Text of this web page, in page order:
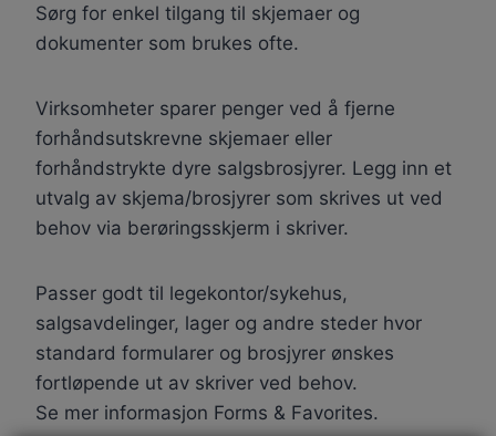
Sørg for enkel tilgang til skjemaer og
dokumenter som brukes ofte.
Virksomheter sparer penger ved å fjerne
forhåndsutskrevne skjemaer eller
forhåndstrykte dyre salgsbrosjyrer. Legg inn et
utvalg av skjema/brosjyrer som skrives ut ved
behov via berøringsskjerm i skriver.
Passer godt til legekontor/sykehus,
salgsavdelinger, lager og andre steder hvor
standard formularer og brosjyrer ønskes
fortløpende ut av skriver ved behov.
Se mer informasjon Forms & Favorites.